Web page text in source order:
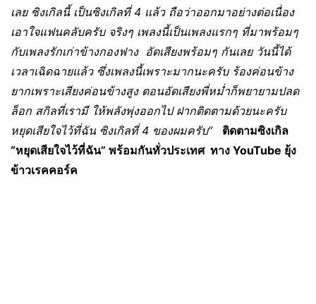
เลย ซิงเกิลนี้ เป็นซิงเกิลที่ 4 แล้ว ถือว่าออกมาอย่างต่อเนื่อง
เอาใจแฟนคลับครับ จริงๆ เพลงนี้เป็นเพลงแรกๆ ที่มาพร้อมๆ
กับเพลงรักเก่าข้างกองฟาง อัดเสียงพร้อมๆ กันเลย วันนี้ได้
เวลาเฉิดฉายแล้ว ซึ่งเพลงนี้เพราะมากนะครับ ร้องค่อนข้าง
ยากเพราะเสียงค่อนข้างสูง ตอนอัดเสียงพี่หม่ำก็พยายามปลด
ล็อก สกิลที่เรามี ให้พลังพุ่งออกไป ฝากติดตามด้วยนะครับ
หยุดเสียใจไว้ที่ฉัน ซิงเกิลที่ 4 ของผมครับ”
ติดตามซิงเกิล
“หยุดเสียใจไว้ที่ฉัน” พร้อมกันทั่วประเทศ ทาง YouTube ยุ้ง
ข้าวเรคคอร์ค